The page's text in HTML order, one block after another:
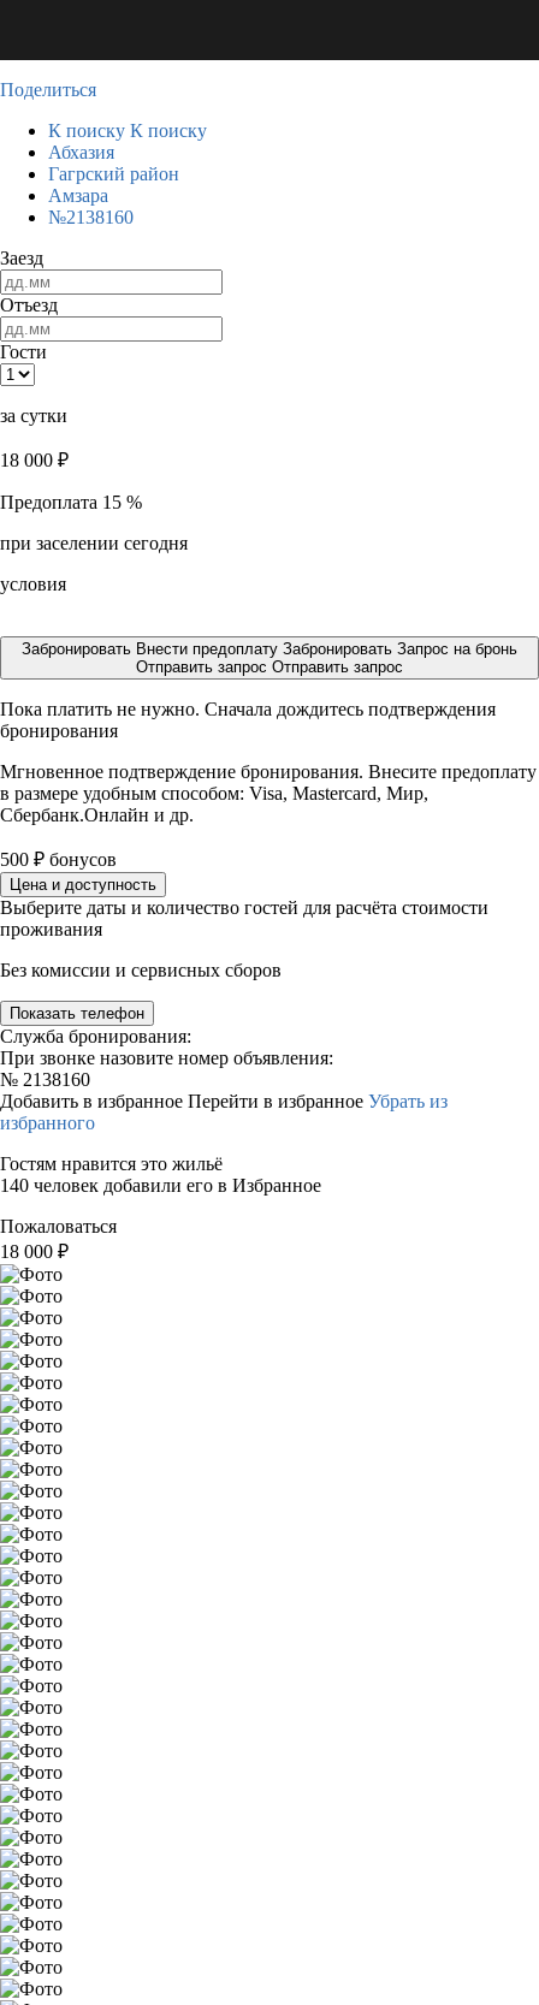
Поделиться
К поиску К поиску
Абхазия
Гагрский район
Амзара
№2138160
Заезд
Отъезд
Гости
за сутки
18 000 ₽
Предоплата 15 %
при заселении сегодня
условия
Забронировать Внести предоплату Забронировать Запрос на бронь
Отправить запрос Отправить запрос
Пока платить не нужно. Сначала дождитесь подтверждения
бронирования
Мгновенное подтверждение бронирования. Внесите предоплату
в размере удобным способом: Visa, Mastercard, Мир,
Сбербанк.Онлайн и др.
500 ₽ бонусов
Цена и доступность
Выберите даты и количество гостей для расчёта стоимости
проживания
Без комиссии и сервисных сборов
Показать телефон
Служба бронирования:
При звонке назовите номер объявления:
№ 2138160
Добавить в избранное Перейти в избранное Убрать из
избранного
Гостям нравится это жильё
140 человек добавили его в Избранное
Пожаловаться
18 000 ₽